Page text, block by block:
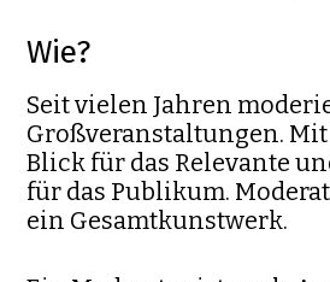
Wie?
Seit vielen Jahren
Großveranstaltungen.
Blick für das Relevante
für das Publikum.
ein Gesamtkunstwerk.